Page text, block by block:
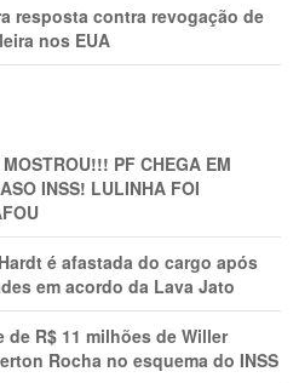
resposta contra revogação de
nos EUA
PF CHEGA EM
INSS! LULINHA FOI
é afastada do cargo após
em acordo da Lava Jato
de R$ 11 milhões de Willer
Rocha no esquema do INSS